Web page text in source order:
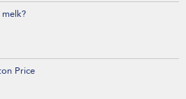
Price